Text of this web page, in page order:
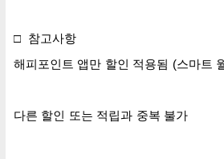
□ 참고사항
해피포인트 앱만 할인 적용됨 (스마트
다른 할인 또는 적립과 중복 불가